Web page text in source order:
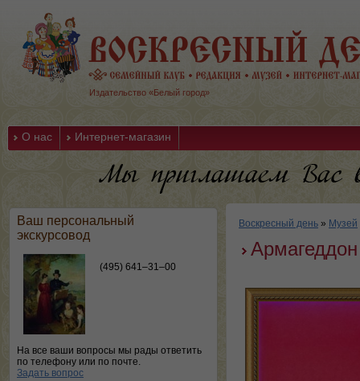
Издательство «Белый город»
О нас Интернет-магазин
Ваш персональный
экскурсовод
(495) 641–31–00
На все ваши вопросы мы рады ответить
по телефону или по почте.
Задать вопрос
Воскресный день » Музей
Армагеддон